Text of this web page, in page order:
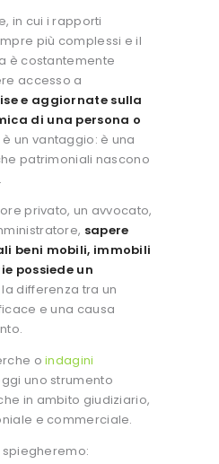
in cui i rapporti
più complessi e il
è costantemente
accesso a
e aggiornate sulla
di una persona o
è un vantaggio: è una
patrimoniali nascono
privato, un avvocato,
sapere
beni mobili, immobili
possiede un
differenza tra un
e una causa
oindagini
uno strumento
in ambito giudiziario,
e commerciale.